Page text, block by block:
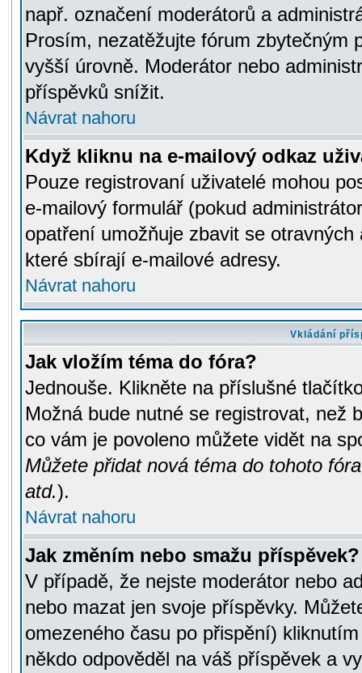
např. označení moderátorů a
Prosím, nezatěžujte fórum zbytečným
vyšší úrovně. Moderátor nebo
příspěvků snížit.
Návrat nahoru
Když kliknu na e-mailový odkaz
Pouze registrovaní uživatelé mohou
e-mailový formulář (pokud
opatření umožňuje zbavit se
které sbírají e-mailové adresy.
Návrat nahoru
Vkládání
Jak vložím téma do fóra?
Jednouše. Klikněte na příslušné
Možná bude nutné se registrovat, než
co vám je povoleno můžete vidět na
Můžete přidat nová téma do tohoto
atd.).
Návrat nahoru
Jak změním nebo smažu příspěvek?
V případě, že nejste moderátor nebo
nebo mazat jen svoje příspěvky.
omezeného času po přispění)
někdo odpověděl na váš příspěvek a